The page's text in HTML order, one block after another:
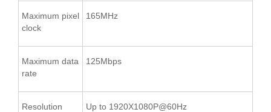
Maximum pixel
clock
165MHz
Maximum data
rate
125Mbps
Resolution
Up to 1920X1080P@60Hz